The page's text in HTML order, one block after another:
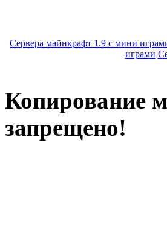
Сервера майнкрафт 1.9 с мини
играми
Копирование
запрещено!